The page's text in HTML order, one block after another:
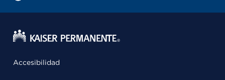
Accesibilidad